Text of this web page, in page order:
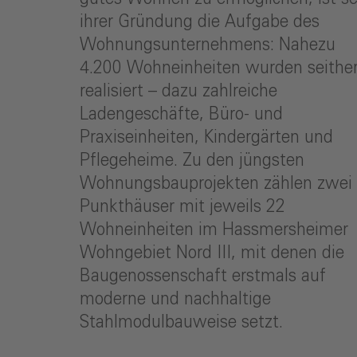
ihrer Gründung die Aufgabe des
Wohnungsunternehmens: Nahezu
4.200 Wohneinheiten wurden
realisiert – dazu zahlreiche
Ladengeschäfte, Büro- und
Praxiseinheiten, Kindergärten und
Pflegeheime. Zu den jüngsten
Wohnungsbauprojekten zählen zwei
Punkthäuser mit jeweils 22
Wohneinheiten im Hassmersheimer
Wohngebiet Nord III, mit denen die
Baugenossenschaft erstmals auf
moderne und nachhaltige
Stahlmodulbauweise setzt.